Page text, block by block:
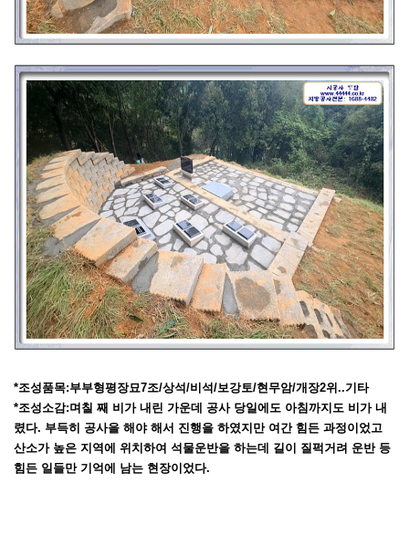
*조성품목:부부형평장묘7조/상석/비석/보강토/현무암/개장2위..기타
*조성소감:며칠 째 비가 내린 가운데 공사 당일에도 아침까지도 비가 내
렸다. 부득히 공사을 해야 해서 진행을 하였지만 여간 힘든 과정이었고
산소가 높은 지역에 위치하여 석물운반을 하는데 길이 질퍽거려 운반 등
힘든 일들만 기억에 남는 현장이었다.